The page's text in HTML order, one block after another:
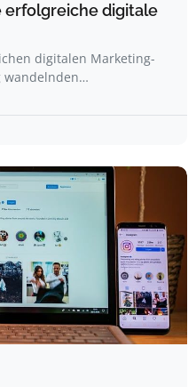
erfolgreiche digitale
digitalen Marketing-
wandelnden…